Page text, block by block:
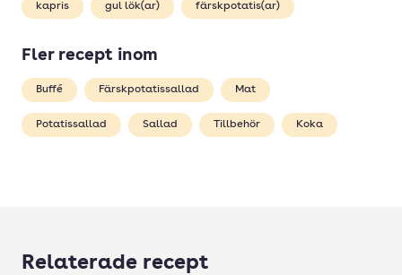
kapris gul lök(ar) färskpotatis(ar)
Fler recept inom
Buffé Färskpotatissallad Mat
Potatissallad Sallad Tillbehör Koka
Relaterade recept